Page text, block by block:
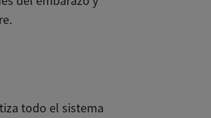
todo el sistema